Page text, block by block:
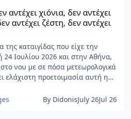
δεν αντέχει βροχές, δεν αντέχει
αντέχει χιόνια, δεν αντέχει
αντέχει ζέστη, δεν αντέχει
της καταιγίδας που είχε την
24 Ιουλίου 2026 και στην Αθήνα,
νου με σε πόσα μετεωρολογικά
ελάχιστη προετοιμασία αυτή η
By DidonisJuly 26Jul 26